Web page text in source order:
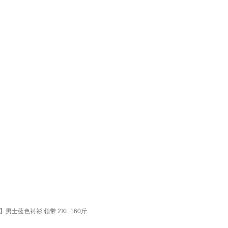
男士蓝色衬衫 领带 2XL 160斤